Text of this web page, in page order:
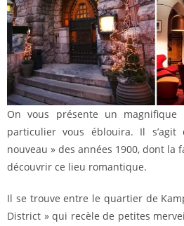
On vous présente un magnifique
particulier vous éblouira. Il
nouveau » des années 1900, dont la
découvrir ce lieu romantique.
Il se trouve entre le quartier de
District » qui recèle de petites